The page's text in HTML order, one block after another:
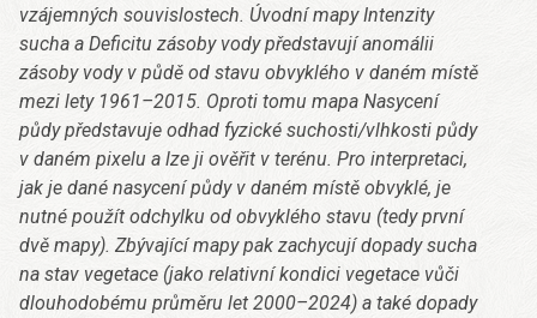
vzájemných souvislostech. Úvodní mapy Intenzity
sucha a Deficitu zásoby vody představují anomálii
zásoby vody v půdě od stavu obvyklého v daném místě
mezi lety 1961–2015. Oproti tomu mapa Nasycení
půdy představuje odhad fyzické suchosti/vlhkosti půdy
v daném pixelu a lze ji ověřit v terénu. Pro interpretaci,
jak je dané nasycení půdy v daném místě obvyklé, je
nutné použít odchylku od obvyklého stavu (tedy první
dvě mapy). Zbývající mapy pak zachycují dopady sucha
na stav vegetace (jako relativní kondici vegetace vůči
dlouhodobému průměru let 2000–2024) a také dopady